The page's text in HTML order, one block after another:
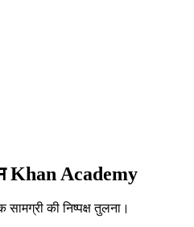
Khan Academy
सामग्री की निष्पक्ष तुलना।